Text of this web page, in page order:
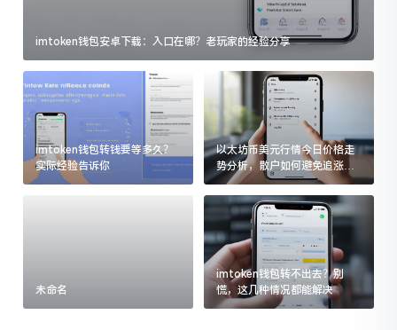
imtoken钱包安卓下载：入口在哪？老玩家的经验分享
imtoken钱包转钱要等多久？
实际经验告诉你
以太坊币美元行情今日价格走
势分析，散户如何避免追涨杀
跌被套牢
未命名
imtoken钱包转不出去？别
慌，这几种情况都能解决